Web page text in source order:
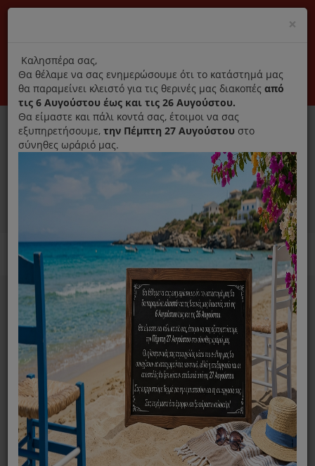
Αποκλειστικά γνήσια ανταλλακτικά
Σύνδεση Εγγραφή Εταιρεία Επικοινωνία
0
Ανταλλακτικά ηλεκτρικών συσκευών MENU
Home
Χύτρα
Λάστιχο Χύτρας Tefal Nutricook, Acticook, Clipso Plus 6lt
×
title
Καλησπέρα σας,
Θα θέλαμε να σας ενημερώσουμε ότι το κατάστημά μας
θα παραμείνει κλειστό για τις θερινές μας διακοπές από
τις 6 Αυγούστου έως και τις 26 Αυγούστου.
Θα είμαστε και πάλι κοντά σας, έτοιμοι να σας
εξυπηρετήσουμε, την Πέμπτη 27 Αυγούστου στο
σύνηθες ωράριό μας.